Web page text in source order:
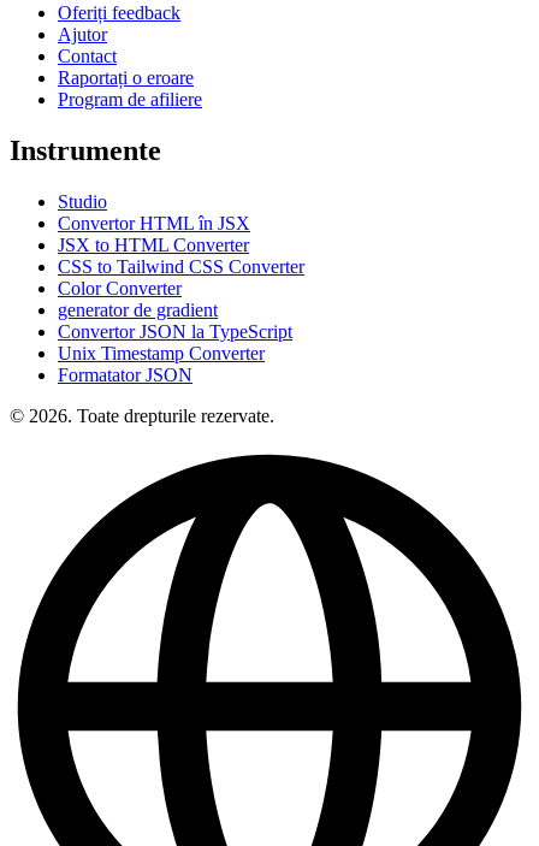
Oferiți feedback
Ajutor
Contact
Raportați o eroare
Program de afiliere
Instrumente
Studio
Convertor HTML în JSX
JSX to HTML Converter
CSS to Tailwind CSS Converter
Color Converter
generator de gradient
Convertor JSON la TypeScript
Unix Timestamp Converter
Formatator JSON
© 2026. Toate drepturile rezervate.